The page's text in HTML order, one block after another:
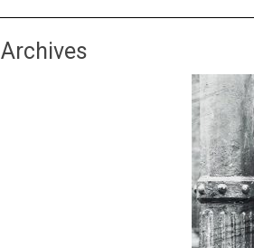
Archives